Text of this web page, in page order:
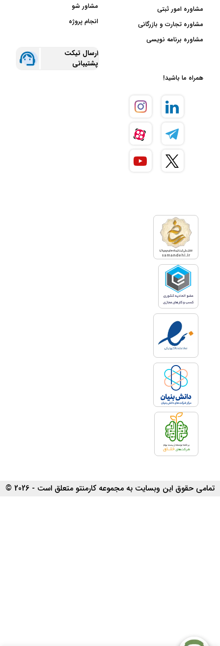
مشاوره امور ثبتی
مشاوره تجارت و بازرگانی
مشاوره برنامه نویسی
مشاور شو
انجام پروژه
ارسال تیکت
پشتیبانی
همراه ما باشید!
تمامی حقوق این وبسایت به مجموعه کارمنتو متعلق است - 2026 ©